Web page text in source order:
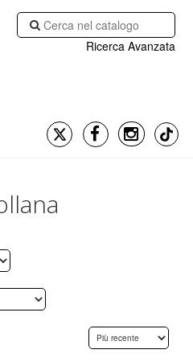
Ricerca Avanzata